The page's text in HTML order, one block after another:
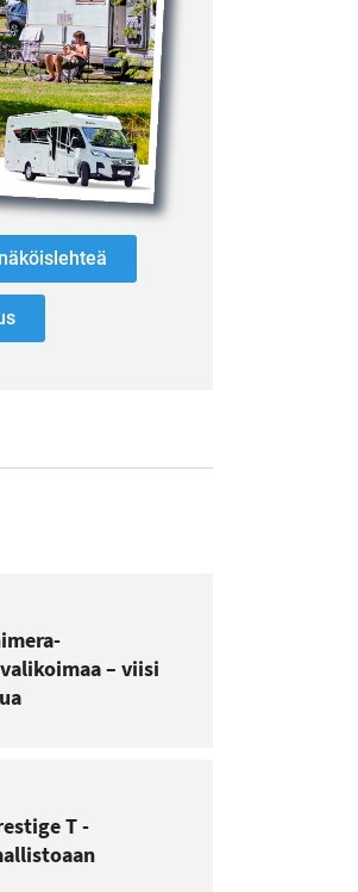
– viisi
T -